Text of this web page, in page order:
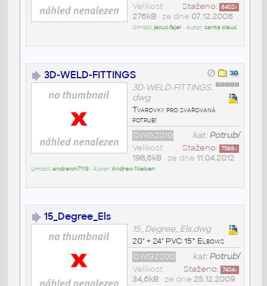
Staženo: 8402x
Velikost
276kB• ze dne 07.12.2008
Umístil:jesus.fajer• Autor:santa claus
3D-WELD-FITTINGS
3D-WELD-FITTINGS.
dwg
Tvarovky pro svařovaná
potrubí
kat:Potrubí
DWG2010
Staženo: 7588x
Velikost
198,6kB• ze dne 11.04.2012
Umístil:andrewn7119• Autor:Andrew Nielsen
15_Degree_Els
15_Degree_Els.dwg
20" + 24" PVC 15° Elbows
kat:Potrubí
DWG2000
Staženo: 7404x
Velikost
34,6kB• ze dne 25.12.2009